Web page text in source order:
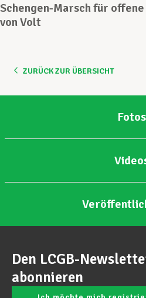
Mitglied werden
Schengen-Marsch für
von Volt
ZURÜCK ZUR ÜBERSICHT
Fotos
Den LCGB-
abonnieren